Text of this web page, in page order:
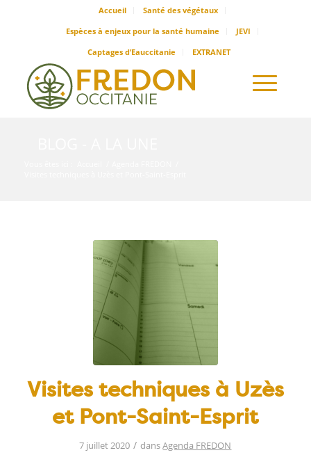
Accueil
Santé des végétaux
Espèces à enjeux pour la santé humaine
JEVI
Captages d’Eauccitanie
EXTRANET
Visites techniques à Uzès
et Pont-Saint-Esprit
7 juillet 2020 / dansAgenda FREDON